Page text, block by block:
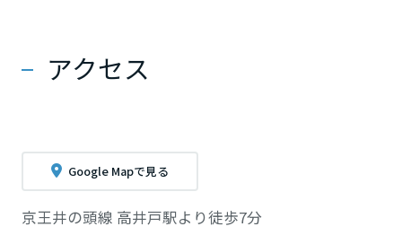
アクセス
Google Mapで見る
京王井の頭線 高井戸駅より徒歩7分